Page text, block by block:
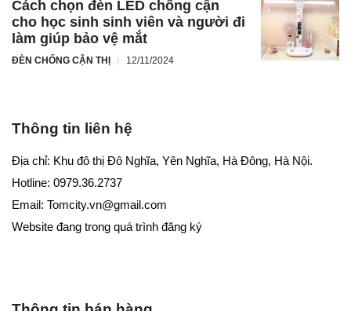
Cách chọn đèn LED chống cận
cho học sinh sinh viên và người đi
làm giúp bảo vệ mắt
ĐÈN CHỐNG CẬN THỊ 12/11/2024
Thông tin liên hệ
Địa chỉ: Khu đô thị Đô Nghĩa, Yên Nghĩa, Hà Đông, Hà Nội.
Hotline: 0979.36.2737
Email: Tomcity.vn@gmail.com
Website đang trong quá trình đăng ký